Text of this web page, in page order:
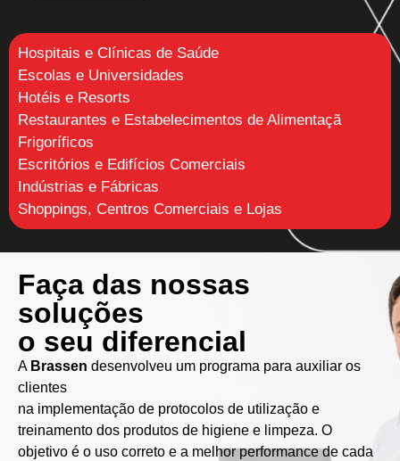
Hospitais e Clínicas de Saúde
Escolas e Universidades
Hotéis e Resorts
Restaurantes e Estabelecimentos de Alimentaçã
Frigoríficos
Escritórios e Edifícios Comerciais
Indústrias e Fábricas
Shoppings, Centros Comerciais e Lojas
Faça das nossas
soluções
o seu diferencial
A Brassen desenvolveu um programa para auxiliar os
clientes
na implementação de protocolos de utilização e
treinamento dos produtos de higiene e limpeza. O
objetivo é o uso correto e a melhor performance de cada